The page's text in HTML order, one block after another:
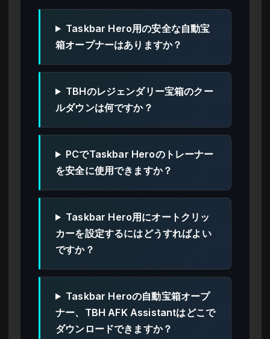
Taskbar Hero用の安全な自動宝
箱オープナーはありますか？
TBHのレジェンダリー宝箱のクー
ルダウンは何ですか？
PCでTaskbar Heroのトレーナー
を安全に使用できますか？
Taskbar Hero用にオートクリッ
カーを設定するにはどうすればよい
ですか？
Taskbar Heroの自動宝箱オープ
ナー、TBH AFK Assistantはどこで
ダウンロードできますか？